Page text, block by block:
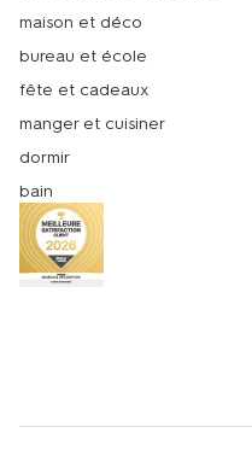
maison et déco
bureau et école
fête et cadeaux
manger et cuisiner
dormir
bain